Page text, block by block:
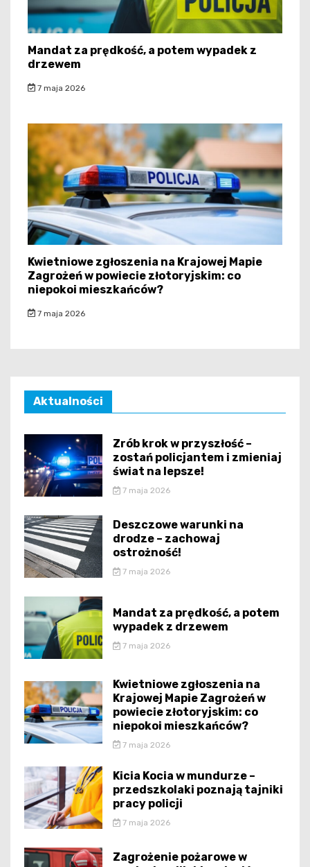
Mandat za prędkość, a potem wypadek z
drzewem
7 maja 2026
Kwietniowe zgłoszenia na Krajowej Mapie
Zagrożeń w powiecie złotoryjskim: co
niepokoi mieszkańców?
7 maja 2026
Aktualności
Zrób krok w przyszłość –
zostań policjantem i zmieniaj
świat na lepsze!
7 maja 2026
Deszczowe warunki na
drodze – zachowaj
ostrożność!
7 maja 2026
Mandat za prędkość, a potem
wypadek z drzewem
7 maja 2026
Kwietniowe zgłoszenia na
Krajowej Mapie Zagrożeń w
powiecie złotoryjskim: co
niepokoi mieszkańców?
7 maja 2026
Kicia Kocia w mundurze –
przedszkolaki poznają tajniki
pracy policji
7 maja 2026
Zagrożenie pożarowe w